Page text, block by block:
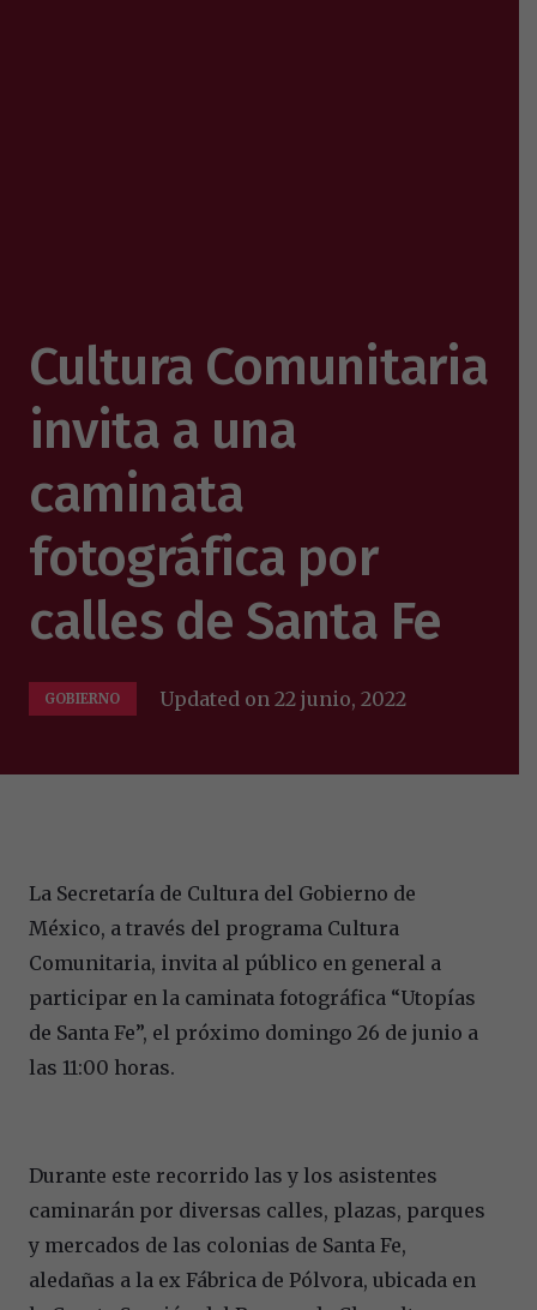
Cultura Comunitaria
invita a una
caminata
fotográfica por
calles de Santa Fe
GOBIERNO Updated on22 junio, 2022
La Secretaría de Cultura del Gobierno de
México, a través del programa Cultura
Comunitaria, invita al público en general a
participar en la caminata fotográfica “Utopías
de Santa Fe”, el próximo domingo 26 de junio a
las 11:00 horas.
Durante este recorrido las y los asistentes
caminarán por diversas calles, plazas, parques
y mercados de las colonias de Santa Fe,
aledañas a la ex Fábrica de Pólvora, ubicada en